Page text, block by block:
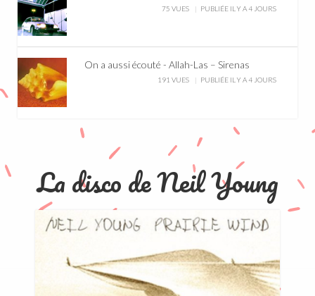
75 VUES PUBLIÉE IL Y A 4 JOURS
On a aussi écouté - Allah-Las – Sirenas
191 VUES PUBLIÉE IL Y A 4 JOURS
La disco de Neil Young